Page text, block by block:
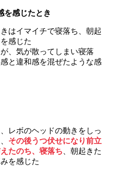
を感じたとき
はイマイチで寝落ち、朝起
感じた
、気が散ってしまい寝落
と違和感を混ぜたような感
レボのヘッドの動きをしっ
その後うつ伏せになり前立
たのち、寝落ち 、朝起きた
を感じた